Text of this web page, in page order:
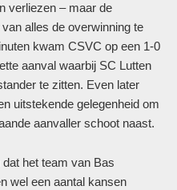
verliezen – maar de
alles de overwinning te
kwam CSVC op een 1-0
aanval waarbij SC Lutten
te zitten. Even later
uitstekende gelegenheid om
aanvaller schoot naast.
het team van Bas
wel een aantal kansen